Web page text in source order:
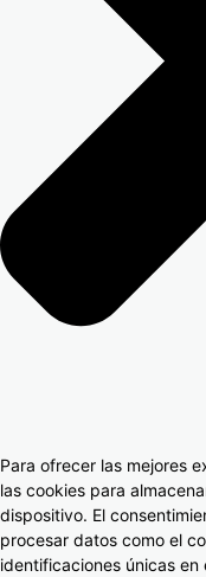
Para ofrecer las mejores
las cookies para
dispositivo. El
procesar datos como el
identificaciones únicas